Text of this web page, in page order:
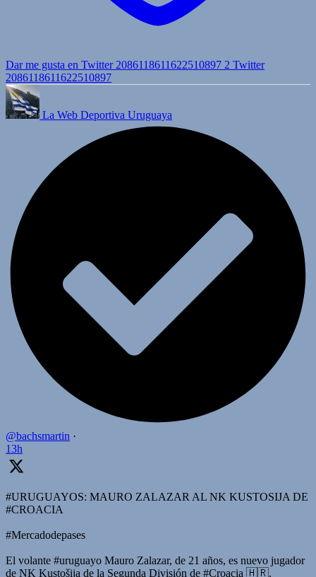
Dar me gusta en Twitter 2086118611622510897 2 Twitter
2086118611622510897
La Web Deportiva Uruguaya
@bachsmartin ·
13h
#URUGUAYOS: MAURO ZALAZAR AL NK KUSTOSIJA DE
#CROACIA
#Mercadodepases
El volante #uruguayo Mauro Zalazar, de 21 años, es nuevo jugador
de NK Kustošija de la Segunda División de #Croacia 🇭🇷.